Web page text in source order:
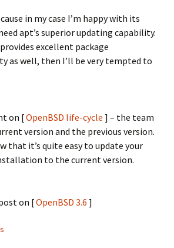
in my case I’m happy with its
apt’s superior updating capability.
excellent package
as well, then I’ll be very tempted to
on [OpenBSD life-cycle ] – the team
version and the previous version.
that it’s quite easy to update your
to the current version.
on [OpenBSD 3.6 ]